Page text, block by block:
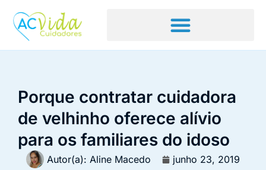
Porque contratar cuidadora
de velhinho oferece alívio
para os familiares do idoso
Autor(a): Aline Macedo junho 23, 2019